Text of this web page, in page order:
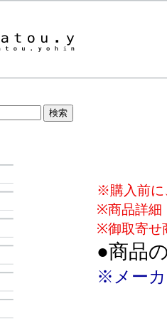
※購入前に
※商品詳細
※御取寄せ
●商品
※メーカ